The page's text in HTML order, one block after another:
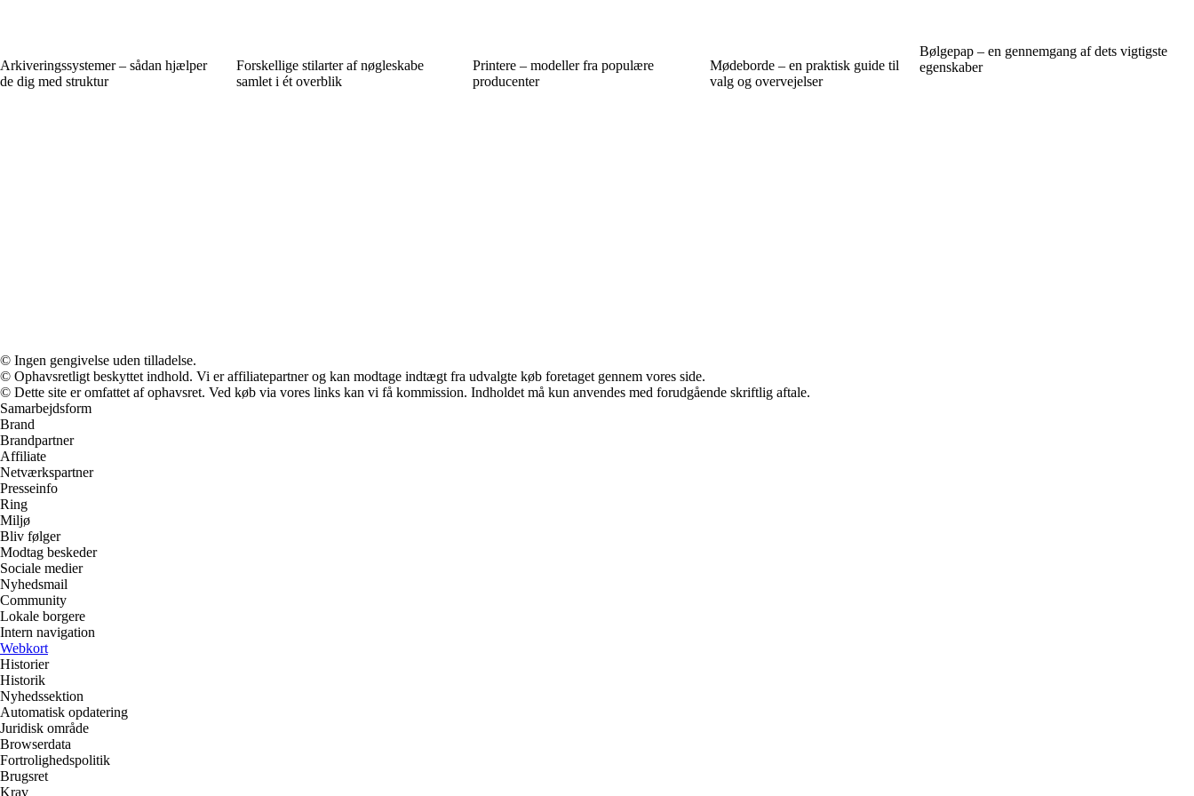
Arkiveringssystemer – sådan hjælper
de dig med struktur
Forskellige stilarter af nøgleskabe
samlet i ét overblik
Printere – modeller fra populære
producenter
Mødeborde – en praktisk guide til
valg og overvejelser
Bølgepap – en gennemgang af dets vigtigste
egenskaber
© Ingen gengivelse uden tilladelse.
© Ophavsretligt beskyttet indhold. Vi er affiliatepartner og kan modtage indtægt fra udvalgte køb foretaget gennem vores side.
© Dette site er omfattet af ophavsret. Ved køb via vores links kan vi få kommission. Indholdet må kun anvendes med forudgående skriftlig aftale.
Samarbejdsform
Brand
Brandpartner
Affiliate
Netværkspartner
Presseinfo
Ring
Miljø
Bliv følger
Modtag beskeder
Sociale medier
Nyhedsmail
Community
Lokale borgere
Intern navigation
Webkort
Historier
Historik
Nyhedssektion
Automatisk opdatering
Juridisk område
Browserdata
Fortrolighedspolitik
Brugsret
Krav